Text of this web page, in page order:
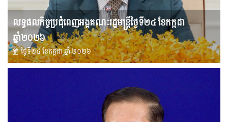
លទ្ធផលកិច្ចប្រជុំពេញអង្គគណៈរដ្ឋមន្រ្តីថ្ងៃទី២៤ ខែកក្កដា
ឆ្នាំ២០២៦
ថ្ងៃទី២៤ ខែ​កក្កដា ឆ្នាំ ២០២៦